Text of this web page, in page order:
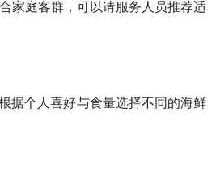
家庭客群，可以请服务人员推荐适
据个人喜好与食量选择不同的海鲜